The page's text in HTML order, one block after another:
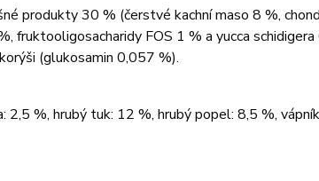
produkty 30 % (čerstvé kachní maso 8 %,
fruktooligosacharidy FOS 1 % a yucca
(glukosamin 0,057 %).
2,5 %, hrubý tuk: 12 %, hrubý popel: 8,5 %,